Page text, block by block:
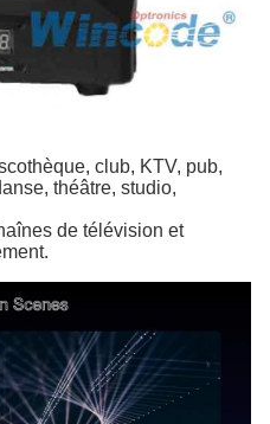
club, KTV, pub,
théâtre, studio,
de télévision et